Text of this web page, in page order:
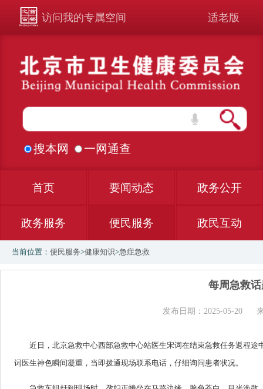
访问我的专属空间 适老版
搜本网 一网通查
首页 要闻动态 政务公开
政务服务 便民服务 政民互动
当前位置： 便民服务>健康知识>急症急救
每周急救
发布日期：2025-05-20
近日，北京急救中心西部急救中心站医生宋词在结束急救任务返程
词医生神色瞬间凝重，当即拨通现场联系电话，仔细询问患者状况。